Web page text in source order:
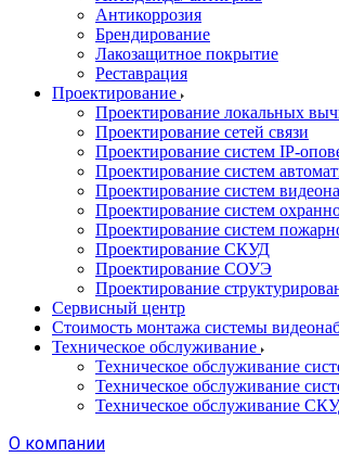
Антикоррозия
Брендирование
Лакозащитное покрытие
Реставрация
Проектирование
Проектирование локальных
Проектирование сетей связи
Проектирование систем IP-
Проектирование систем
Проектирование систем
Проектирование систем
Проектирование систем
Проектирование СКУД
Проектирование СОУЭ
Проектирование
Сервисный центр
Стоимость монтажа системы
Техническое обслуживание
Техническое обслуживание
Техническое обслуживание
Техническое обслуживание
О компании